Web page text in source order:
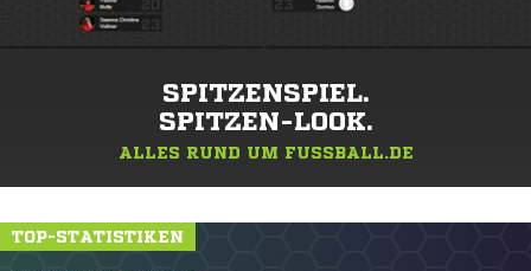
SPITZENSPIEL.
SPITZEN-LOOK.
ALLES RUND UM FUSSBALL.DE
TOP-STATISTIKEN